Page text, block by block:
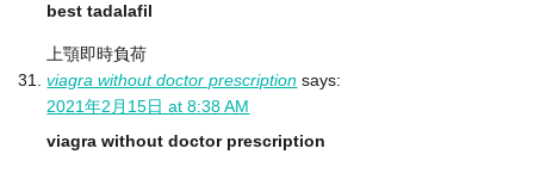
best tadalafil
上顎即時負荷
viagra without doctor prescription says:
2021年2月15日 at 8:38 AM
viagra without doctor prescription